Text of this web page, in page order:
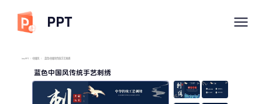
PPT
imyPPT / 中国风 / 蓝色中国风传统手艺刺绣
蓝色中国风传统手艺刺绣